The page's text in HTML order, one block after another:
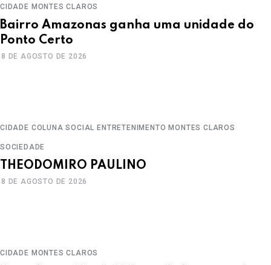
CIDADE MONTES CLAROS
Bairro Amazonas ganha uma unidade do
Ponto Certo
8 DE AGOSTO DE 2026
CIDADE COLUNA SOCIAL ENTRETENIMENTO MONTES CLAROS
SOCIEDADE
THEODOMIRO PAULINO
8 DE AGOSTO DE 2026
CIDADE MONTES CLAROS